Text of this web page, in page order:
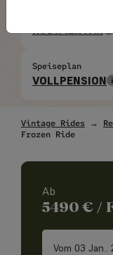
Speiseplan
VOLLPENSION
Vintage Rides →
Frozen Ride
Ab
5490 € /
Vom 03 Jan..